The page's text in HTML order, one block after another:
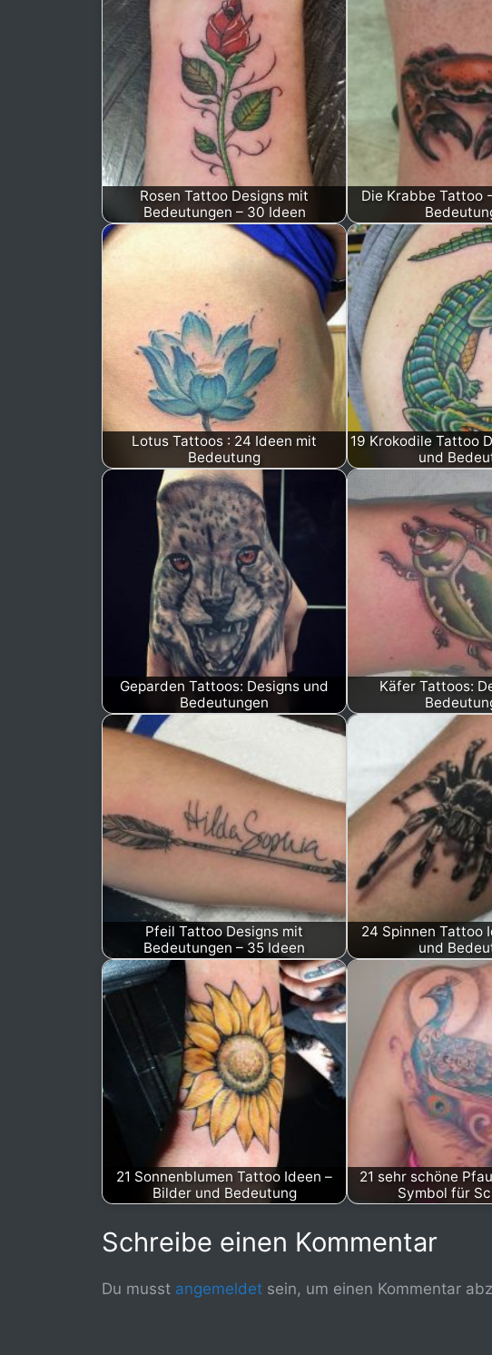
Rosen Tattoo Designs mit
Bedeutungen – 30 Ideen
Die Krabbe Tattoo
Lotus Tattoos : 24 Ideen mit
Bedeutung
19 Krokodile Tattoo
und
Geparden Tattoos: Designs und
Bedeutungen
Käfer Tattoos:
Pfeil Tattoo Designs mit
Bedeutungen – 35 Ideen
24 Spinnen Tattoo
und
21 Sonnenblumen Tattoo Ideen –
Bilder und Bedeutung
21 sehr schöne
Symbol für
Schreibe einen Kommentar
Du musst angemeldet sein, um einen Kommentar